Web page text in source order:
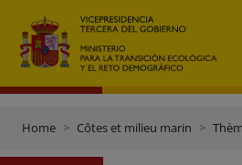
Home Côtes et milieu marin